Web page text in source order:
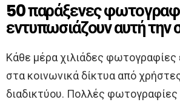
50 παράξενες
εντυπωσιάζουν αυτή την
Κάθε μέρα χιλιάδες φωτογραφίες
στα κοινωνικά δίκτυα από
διαδικτύου. Πολλές φωτογραφίες